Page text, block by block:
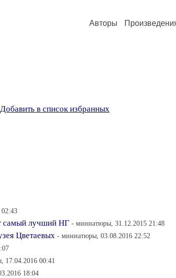
Авторы
Добавить в список избранных
самый лучший НГ - миниатюры, 31.12.2015 21:48
Цветаевых - миниатюры, 03.08.2016 22:52
17.04.2016 00:41
18:04